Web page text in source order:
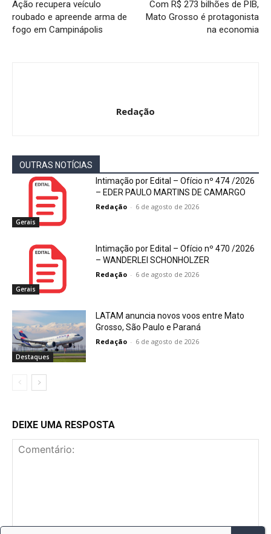
Ação recupera veículo
roubado e apreende arma de
fogo em Campinápolis
Com R$ 273 bilhões de PIB,
Mato Grosso é protagonista
na economia
Redação
OUTRAS NOTÍCIAS
Gerais
Intimação por Edital – Ofício nº 474 /2026
– EDER PAULO MARTINS DE CAMARGO
Redação - 6 de agosto de 2026
Gerais
Intimação por Edital – Ofício nº 470 /2026
– WANDERLEI SCHONHOLZER
Redação - 6 de agosto de 2026
Destaques
LATAM anuncia novos voos entre Mato
Grosso, São Paulo e Paraná
Redação - 6 de agosto de 2026
DEIXE UMA RESPOSTA